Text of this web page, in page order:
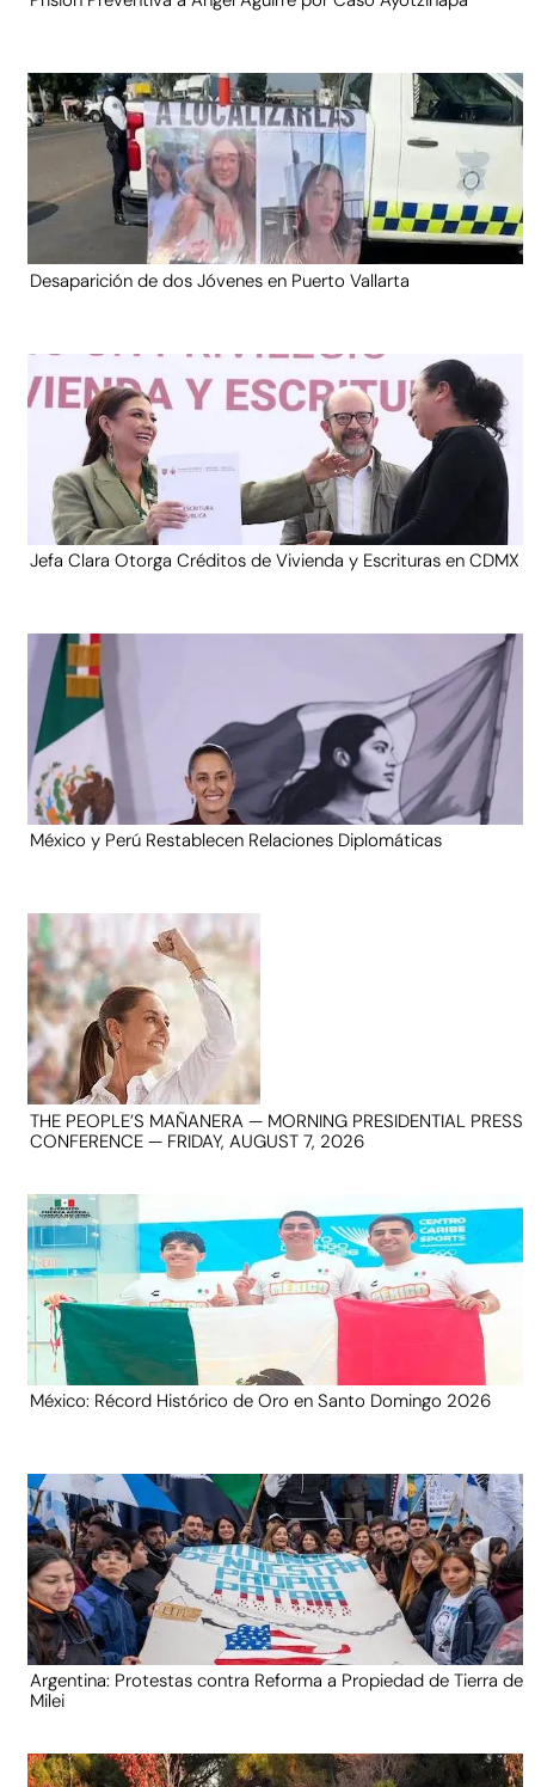
Desaparición de dos Jóvenes en Puerto Vallarta
Jefa Clara Otorga Créditos de Vivienda y Escrituras en CDMX
México y Perú Restablecen Relaciones Diplomáticas
THE PEOPLE’S MAÑANERA — MORNING PRESIDENTIAL PRESS
CONFERENCE — FRIDAY, AUGUST 7, 2026
México: Récord Histórico de Oro en Santo Domingo 2026
Argentina: Protestas contra Reforma a Propiedad de Tierra de
Milei